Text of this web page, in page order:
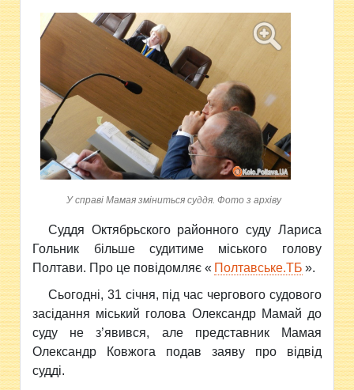
У справі Мамая зміниться суддя. Фото з архіву
Суддя Октябрьского районного суду Лариса
Гольник більше судитиме міського голову
Полтави. Про це повідомляє « Полтавське.ТБ ».
Сьогодні, 31 січня, під час чергового судового
засідання міський голова Олександр Мамай до
суду не з’явився, але представник Мамая
Олександр Ковжога подав заяву про відвід
судді.